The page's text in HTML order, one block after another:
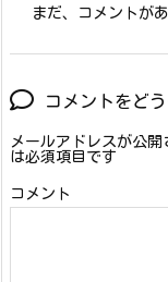
まだ、コメントが
コメントをど
メールアドレスが公開
は必須項目です
コメント